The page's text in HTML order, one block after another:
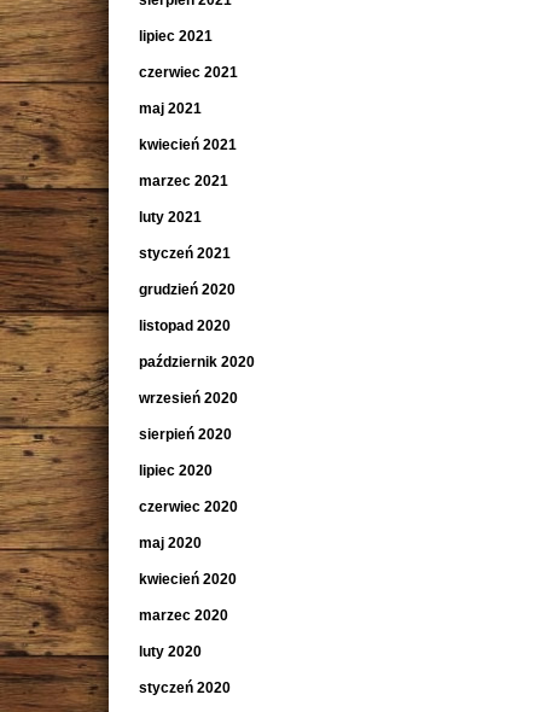
lipiec 2021
czerwiec 2021
maj 2021
kwiecień 2021
marzec 2021
luty 2021
styczeń 2021
grudzień 2020
listopad 2020
październik 2020
wrzesień 2020
sierpień 2020
lipiec 2020
czerwiec 2020
maj 2020
kwiecień 2020
marzec 2020
luty 2020
styczeń 2020